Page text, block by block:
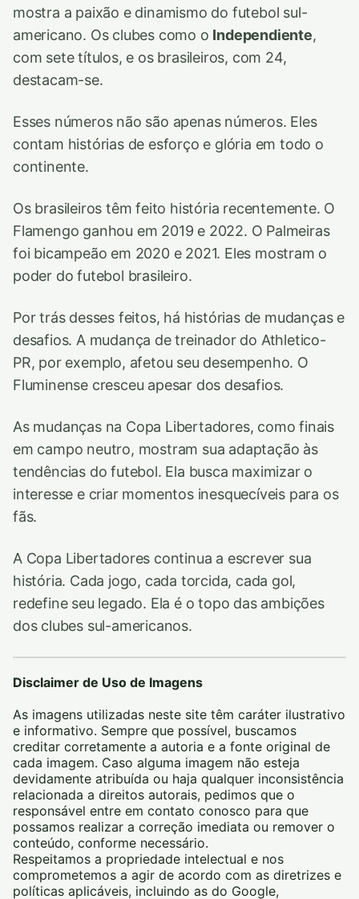
mostra a paixão e dinamismo do futebol sul-
americano. Os clubes como o Independiente,
com sete títulos, e os brasileiros, com 24,
destacam-se.
Esses números não são apenas números. Eles
contam histórias de esforço e glória em todo o
continente.
Os brasileiros têm feito história recentemente. O
Flamengo ganhou em 2019 e 2022. O Palmeiras
foi bicampeão em 2020 e 2021. Eles mostram o
poder do futebol brasileiro.
Por trás desses feitos, há histórias de mudanças e
desafios. A mudança de treinador do Athletico-
PR, por exemplo, afetou seu desempenho. O
Fluminense cresceu apesar dos desafios.
As mudanças na Copa Libertadores, como finais
em campo neutro, mostram sua adaptação às
tendências do futebol. Ela busca maximizar o
interesse e criar momentos inesquecíveis para os
fãs.
A Copa Libertadores continua a escrever sua
história. Cada jogo, cada torcida, cada gol,
redefine seu legado. Ela é o topo das ambições
dos clubes sul-americanos.
Disclaimer de Uso de Imagens
As imagens utilizadas neste site têm caráter ilustrativo
e informativo. Sempre que possível, buscamos
creditar corretamente a autoria e a fonte original de
cada imagem. Caso alguma imagem não esteja
devidamente atribuída ou haja qualquer inconsistência
relacionada a direitos autorais, pedimos que o
responsável entre em contato conosco para que
possamos realizar a correção imediata ou remover o
conteúdo, conforme necessário.
Respeitamos a propriedade intelectual e nos
comprometemos a agir de acordo com as diretrizes e
políticas aplicáveis, incluindo as do Google,